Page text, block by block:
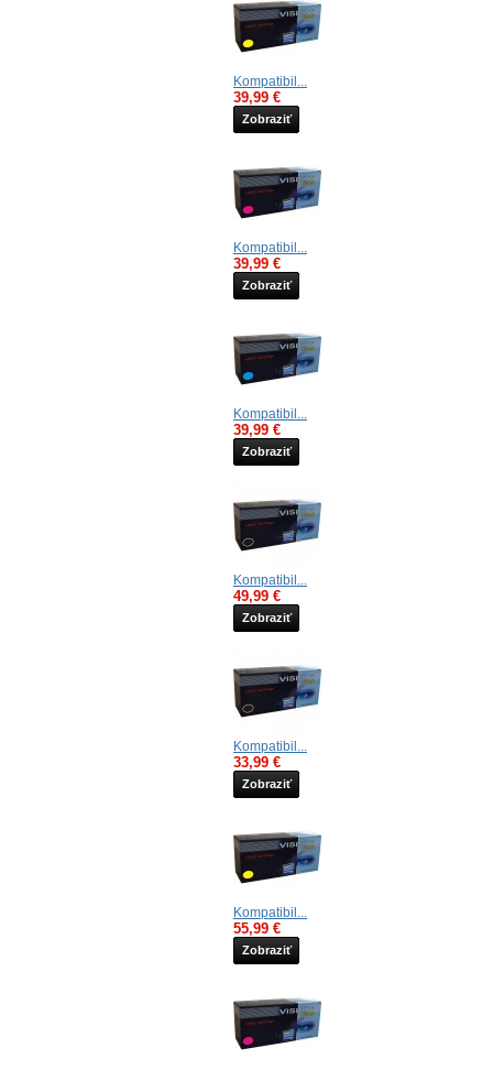
Kompatibil...
39,99 €
Zobraziť
Kompatibil...
39,99 €
Zobraziť
Kompatibil...
39,99 €
Zobraziť
Kompatibil...
49,99 €
Zobraziť
Kompatibil...
33,99 €
Zobraziť
Kompatibil...
55,99 €
Zobraziť